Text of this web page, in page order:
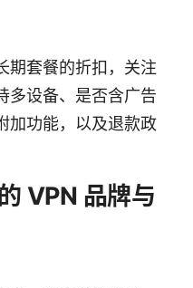
期套餐的折扣，关注
多设备、是否含广告
加功能，以及退款政
VPN 品牌与